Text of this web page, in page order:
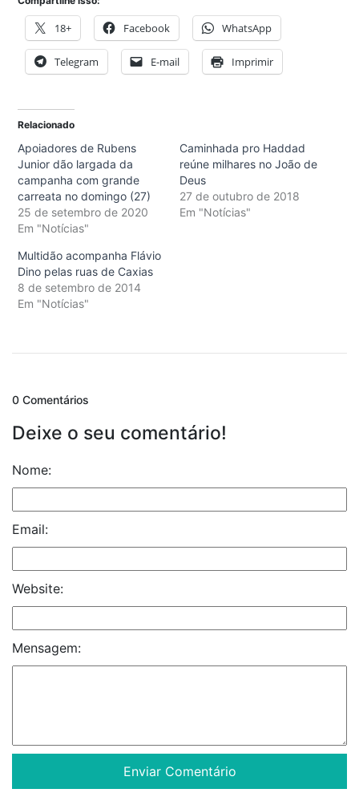
18+ Facebook WhatsApp
Telegram E-mail Imprimir
Relacionado
Apoiadores de Rubens
Junior dão largada da
campanha com grande
carreata no domingo (27)
25 de setembro de 2020
Em "Notícias"
Caminhada pro Haddad
reúne milhares no João de
Deus
27 de outubro de 2018
Em "Notícias"
Multidão acompanha Flávio
Dino pelas ruas de Caxias
8 de setembro de 2014
Em "Notícias"
0 Comentários
Deixe o seu comentário!
Nome:
Email:
Website:
Mensagem: